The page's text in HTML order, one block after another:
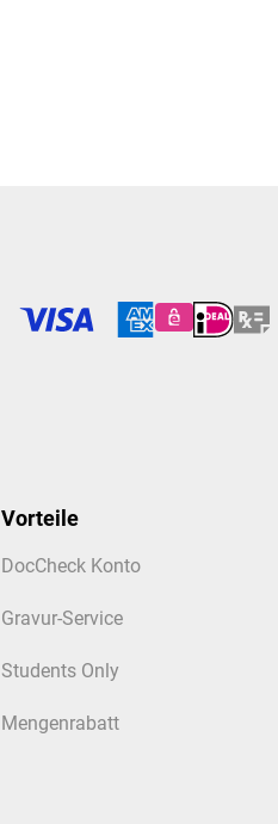
Vorteile
DocCheck Konto
Gravur-Service
Students Only
Mengenrabatt